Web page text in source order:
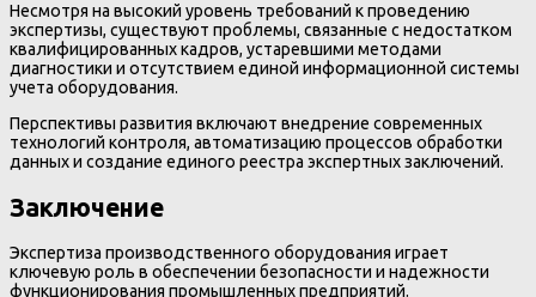
Несмотря на высокий уровень требований к проведению
экспертизы, существуют проблемы, связанные с недостатком
квалифицированных кадров, устаревшими методами
диагностики и отсутствием единой информационной системы
учета оборудования.
Перспективы развития включают внедрение современных
технологий контроля, автоматизацию процессов обработки
данных и создание единого реестра экспертных заключений.
Заключение
Экспертиза производственного оборудования играет
ключевую роль в обеспечении безопасности и надежности
функционирования промышленных предприятий.